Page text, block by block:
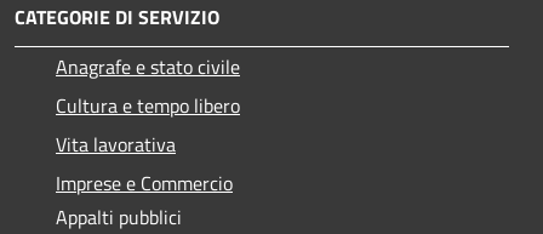
CATEGORIE DI SERVIZIO
Anagrafe e stato civile
Cultura e tempo libero
Vita lavorativa
Imprese e Commercio
Appalti pubblici